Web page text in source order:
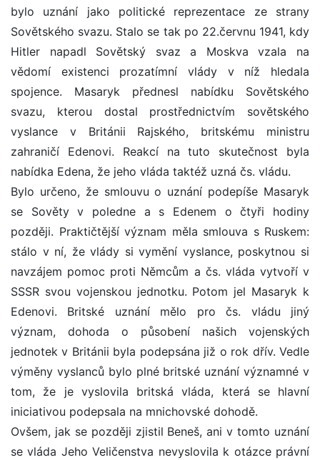
bylo uznání jako politické reprezentace ze strany
Sovětského svazu. Stalo se tak po 22.červnu 1941, kdy
Hitler napadl Sovětský svaz a Moskva vzala na
vědomí existenci prozatímní vlády v níž hledala
spojence. Masaryk přednesl nabídku Sovětského
svazu, kterou dostal prostřednictvím sovětského
vyslance v Británii Rajského, britskému ministru
zahraničí Edenovi. Reakcí na tuto skutečnost byla
nabídka Edena, že jeho vláda taktéž uzná čs. vládu.
Bylo určeno, že smlouvu o uznání podepíše Masaryk
se Sověty v poledne a s Edenem o čtyři hodiny
později. Praktičtější význam měla smlouva s Ruskem:
stálo v ní, že vlády si vymění vyslance, poskytnou si
navzájem pomoc proti Němcům a čs. vláda vytvoří v
SSSR svou vojenskou jednotku. Potom jel Masaryk k
Edenovi. Britské uznání mělo pro čs. vládu jiný
význam, dohoda o působení našich vojenských
jednotek v Británii byla podepsána již o rok dřív. Vedle
výměny vyslanců bylo plné britské uznání významné v
tom, že je vyslovila britská vláda, která se hlavní
iniciativou podepsala na mnichovské dohodě.
Ovšem, jak se později zjistil Beneš, ani v tomto uznání
se vláda Jeho Veličenstva nevyslovila k otázce právní